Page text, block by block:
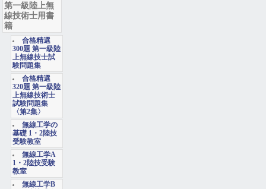
第一級陸上無
線技術士用書
籍
合格精選
300題 第一級陸
上無線技士試
験問題集
合格精選
320題 第一級陸
上無線技術士
試験問題集
〈第2集〉
無線工学の
基礎 1・2陸技
受験教室
無線工学A
1・2陸技受験
教室
無線工学B